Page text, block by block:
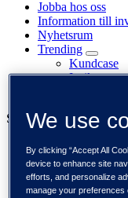
Jobba hos oss
Information till
Nyhetsrum
Trending
Kundcase
Insikter
Se också
Tieto Banktech
Tieto Caretech
Tieto Indtech
Tieto Tech
We use
By clicking “Accept All
device to enhance site
efforts, and personalize
manage your